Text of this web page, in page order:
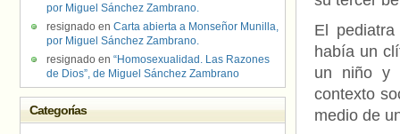
El
había un
un niño y
contexto
medio de
por Miguel Sánchez Zambrano.
resignado en Carta abierta a Monseñor Munilla,
por Miguel Sánchez Zambrano.
resignado en “Homosexualidad. Las Razones
de Dios”, de Miguel Sánchez Zambrano
Categorías